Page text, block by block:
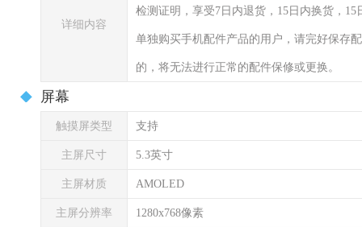
详细内容
检测证明，享受7日内退货，15日内换货，
单独购买手机配件产品的用户，请完好保存
的，将无法进行正常的配件保修或更换。
屏幕
触摸屏类型 支持
主屏尺寸 5.3英寸
主屏材质 AMOLED
主屏分辨率 1280x768像素